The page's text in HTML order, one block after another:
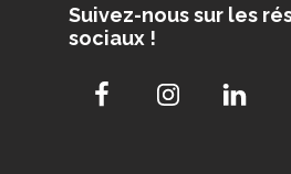
Suivez-nous sur les
sociaux !